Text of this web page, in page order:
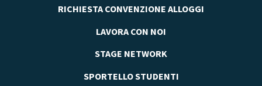
RICHIESTA CONVENZIONE ALLOGGI
LAVORA CON NOI
STAGE NETWORK
SPORTELLO STUDENTI